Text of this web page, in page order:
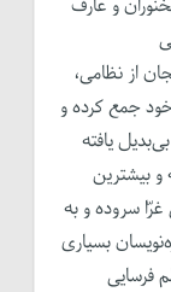
از نظامی،
جمع کرده و
یافته
و بیشترین
سروده و به
بسیاری
فرسایی